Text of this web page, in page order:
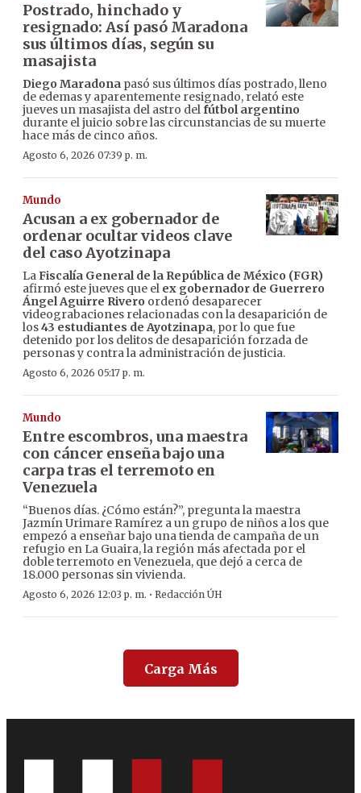
Postrado, hinchado y
resignado: Así pasó Maradona
sus últimos días, según su
masajista
Diego Maradona pasó sus últimos días postrado, lleno
de edemas y aparentemente resignado, relató este
jueves un masajista del astro delfútbol argentino
durante el juicio sobre las circunstancias de su muerte
hace más de cinco años.
Agosto 6, 2026 07:39 p. m.
Mundo
Acusan a ex gobernador de
ordenar ocultar videos clave
del caso Ayotzinapa
LaFiscalía General de la República de México (FGR)
afirmó este jueves que el ex gobernador de Guerrero
Ángel Aguirre Rivero ordenó desaparecer
videograbaciones relacionadas con la desaparición de
los43 estudiantes de Ayotzinapa, por lo que fue
detenido por los delitos de desaparición forzada de
personas y contra la administración de justicia.
Agosto 6, 2026 05:17 p. m.
Mundo
Entre escombros, una maestra
con cáncer enseña bajo una
carpa tras el terremoto en
Venezuela
“Buenos días. ¿Cómo están?”, pregunta la maestra
Jazmín Urimare Ramírez a un grupo de niños a los que
empezó a enseñar bajo una tienda de campaña de un
refugio en La Guaira, la región más afectada por el
doble terremoto en Venezuela, que dejó a cerca de
18.000 personas sin vivienda.
Agosto 6, 2026 12:03 p. m. · Redacción ÚH
Carga Más